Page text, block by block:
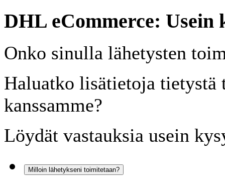
DHL eCommerce: Usein
Onko sinulla lähetysten
Haluatko lisätietoja tietystä
kanssamme?
Löydät vastauksia usein
Milloin lähetykseni toimitetaan?